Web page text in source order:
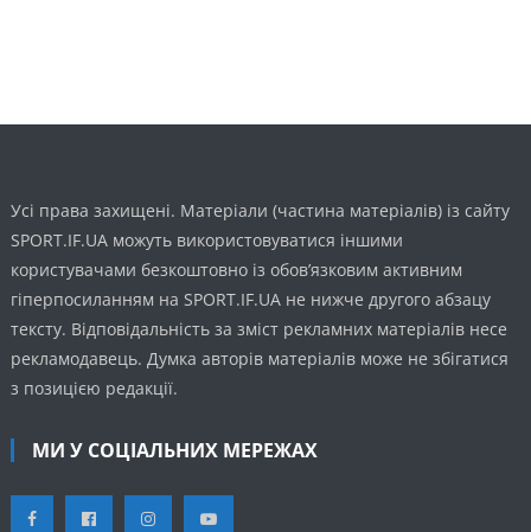
Усі права захищені. Матеріали (частина матеріалів) із сайту
SPORT.IF.UA можуть використовуватися іншими
користувачами безкоштовно із обов’язковим активним
гіперпосиланням на SPORT.IF.UA не нижче другого абзацу
тексту. Відповідальність за зміст рекламних матеріалів несе
рекламодавець. Думка авторів матеріалів може не збігатися
з позицією редакції.
МИ У СОЦІАЛЬНИХ МЕРЕЖАХ